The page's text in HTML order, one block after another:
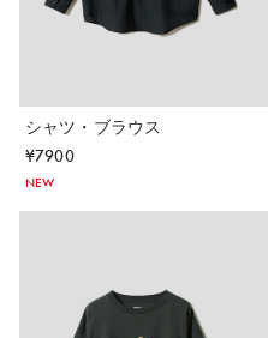
シャツ・ブラウス
¥7900
NEW